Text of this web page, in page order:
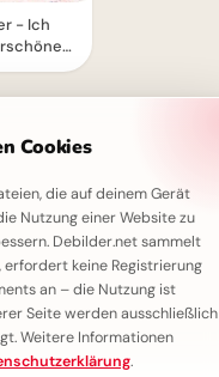
- Ich
Cookies
die auf deinem Gerät
Nutzung einer Website zu
Debilder.net sammelt
erfordert keine Registrierung
an – die Nutzung ist
Seite werden ausschließlich
Weitere Informationen
.